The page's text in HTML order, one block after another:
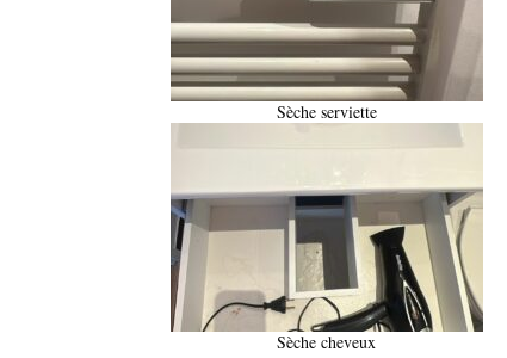
Sèche serviette
Sèche cheveux